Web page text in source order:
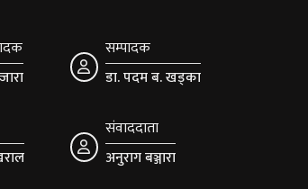
सम्पादक
डा. पदम ब. खड्का
संवाददाता
अनुराग बञ्जारा